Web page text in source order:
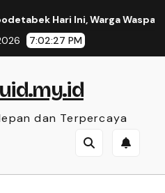
Hari Ini, Warga Waspada
7:02:27 PM
dan Terpercaya